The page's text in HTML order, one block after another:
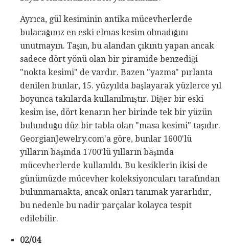
Ayrıca, gül kesiminin antika mücevherlerde
bulacağınız en eski elmas kesim olmadığını
unutmayın. Taşın, bu alandan çıkıntı yapan ancak
sadece dört yönü olan bir piramide benzediği
"nokta kesimi" de vardır. Bazen "yazma" pırlanta
denilen bunlar, 15. yüzyılda başlayarak yüzlerce yıl
boyunca takılarda kullanılmıştır. Diğer bir eski
kesim ise, dört kenarın her birinde tek bir yüzün
bulunduğu düz bir tabla olan "masa kesimi" taşıdır.
GeorgianJewelry.com'a göre, bunlar 1600'lü
yılların başında 1700'lü yılların başında
mücevherlerde kullanıldı. Bu kesiklerin ikisi de
günümüzde mücevher koleksiyoncuları tarafından
bulunmamakta, ancak onları tanımak yararlıdır,
bu nedenle bu nadir parçalar kolayca tespit
edilebilir.
02/04